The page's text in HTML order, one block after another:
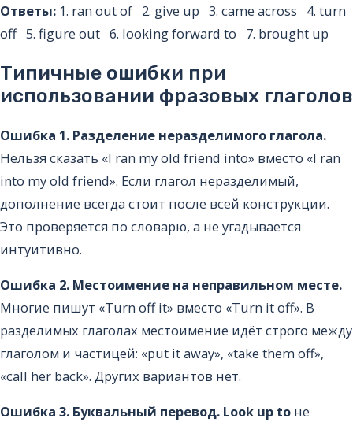
Ответы: 1. ran out of 2. give up 3. came across 4. turn
off 5. figure out 6. looking forward to 7. brought up
Типичные ошибки при
использовании фразовых глаголов
Ошибка 1. Разделение неразделимого глагола.
Нельзя сказать «I ran my old friend into» вместо «I ran
into my old friend». Если глагол неразделимый,
дополнение всегда стоит после всей конструкции.
Это проверяется по словарю, а не угадывается
интуитивно.
Ошибка 2. Местоимение на неправильном месте.
Многие пишут «Turn off it» вместо «Turn it off». В
разделимых глаголах местоимение идёт строго между
глаголом и частицей: «put it away», «take them off»,
«call her back». Других вариантов нет.
Ошибка 3. Буквальный перевод. Look up to не